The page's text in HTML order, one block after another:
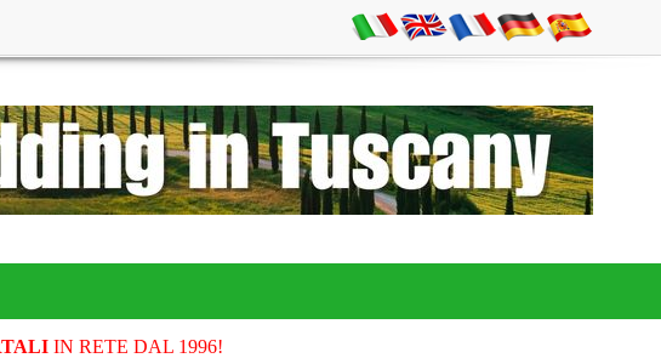
IN RETE DAL 1996!